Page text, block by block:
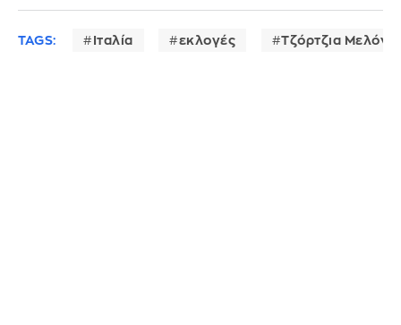
TAGS: Ιταλία εκλογές Τζόρτζια Μελόνι